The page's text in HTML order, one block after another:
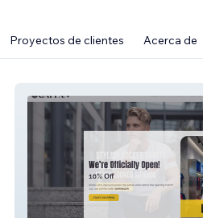
Proyectos de clientes Acerca de